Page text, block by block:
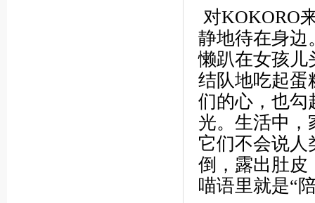
对KOKORO
静地待在身边
懒趴在女孩儿
结队地吃起
们的心，也勾
光。生活中，
它们不会说人
倒，露出肚皮
喵语里就是“